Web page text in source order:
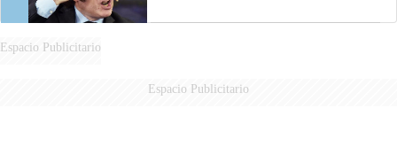
Espacio Publicitario
Espacio Publicitario